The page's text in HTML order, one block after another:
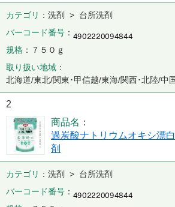
カテゴリ
洗剤 > 台所洗剤
バーコード番号
規格
７５０ｇ
取り扱い地域
北海道/東北/関東･甲信越/東海/関西･北陸/中
2
商品名
過炭酸ナトリウムオキシ漂白
剤
カテゴリ
洗剤 > 台所洗剤
バーコード番号